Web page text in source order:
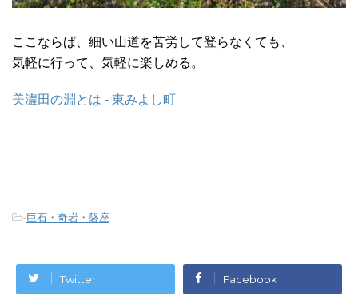
ここならば、細い山道を苦労して登らなくても、
気軽に行って、気軽に楽しめる。
美濃田の淵とは - 東みよし町
-巨石・奇岩・磐座
Twitter Facebook